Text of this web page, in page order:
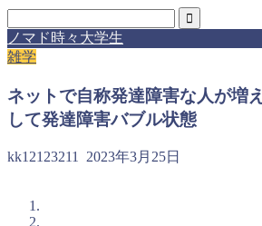
ノマド時々大学生
雑学
ネットで自称発達障害な人が増
して発達障害バブル状態
kk12123211 2023年3月25日